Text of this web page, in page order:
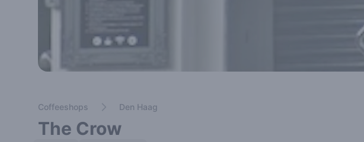
Coffeeshops Den Haag
The Crow